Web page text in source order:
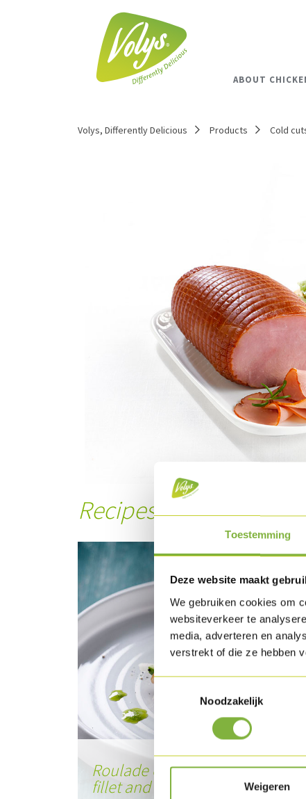
Toestemming
Deze website maakt
We gebruiken cookies om
websiteverkeer te
media, adverteren en
verstrekt of die ze hebben
Toestemmingsselectie
Noodzakelijk
Weigeren
ABOUT
Volys, Differently Delicious Products Cold
Recipes with this
Roulade of traditionally-
fillet and roasted langoustine